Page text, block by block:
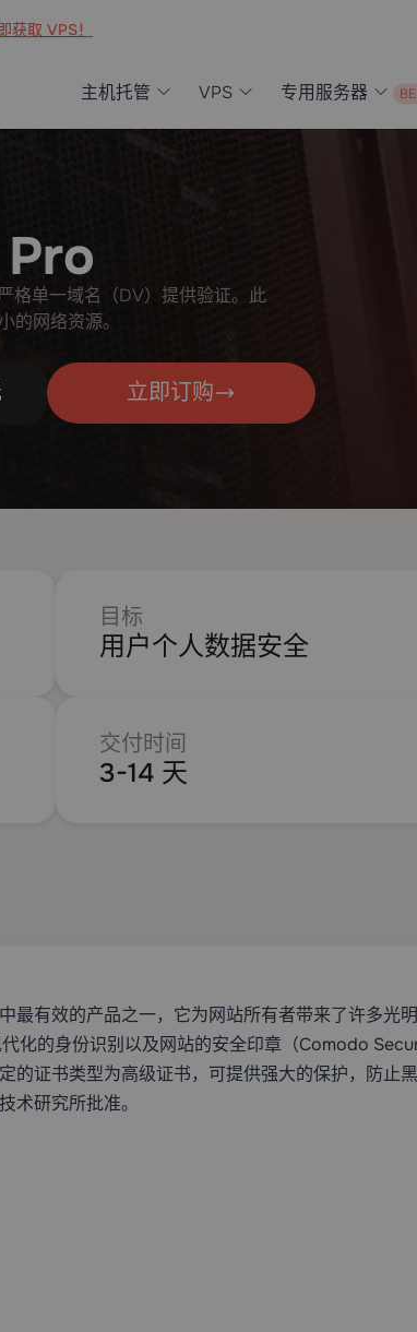
获取 VPS！
主机托管 VPS 专用服务器
格单一域名（DV）提供验证。此
的网络资源。
立即订购
目标
用户个人数据安全
交付时间
3-14 天
最有效的产品之一，它为网站所有者带来了许多光
化的身份识别以及网站的安全印章（Comodo
的证书类型为高级证书，可提供强大的保护，防
术研究所批准。